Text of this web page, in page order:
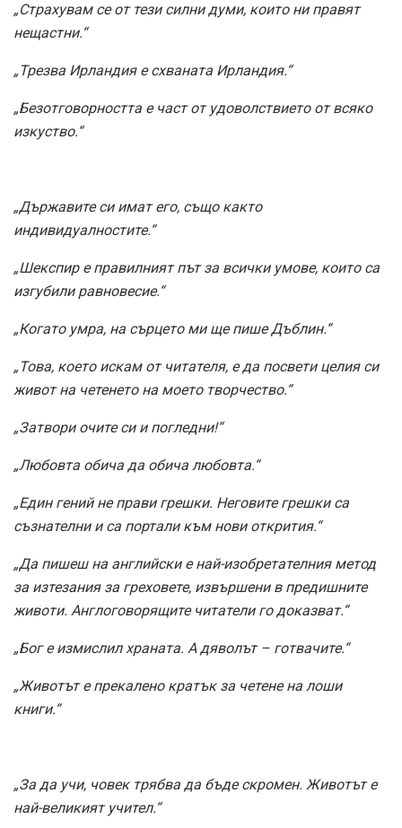
„Страхувам се от тези силни думи, които ни правят
нещастни.“
„Трезва Ирландия е схваната Ирландия.“
„Безотговорността е част от удоволствието от всяко
изкуство.“
„Държавите си имат его, също както
индивидуалностите.“
„Шекспир е правилният път за всички умове, които са
изгубили равновесие.“
„Когато умра, на сърцето ми ще пише Дъблин.“
„Това, което искам от читателя, е да посвети целия си
живот на четенето на моето творчество.“
„Затвори очите си и погледни!“
„Любовта обича да обича любовта.“
„Един гений не прави грешки. Неговите грешки са
съзнателни и са портали към нови открития.“
„Да пишеш на английски е най-изобретателния метод
за изтезания за греховете, извършени в предишните
животи. Англоговорящите читатели го доказват.“
„Бог е измислил храната. А дяволът – готвачите.“
„Животът е прекалено кратък за четене на лоши
книги.“
„За да учи, човек трябва да бъде скромен. Животът е
най-великият учител.“